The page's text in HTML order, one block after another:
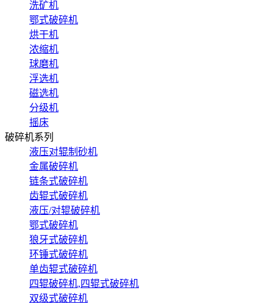
洗矿机
鄂式破碎机
烘干机
浓缩机
球磨机
浮选机
磁选机
分级机
摇床
破碎机系列
液压对辊制砂机
金属破碎机
链条式破碎机
齿辊式破碎机
液压/对辊破碎机
鄂式破碎机
狼牙式破碎机
环锤式破碎机
单齿辊式破碎机
四辊破碎机,四辊式破碎机
双级式破碎机